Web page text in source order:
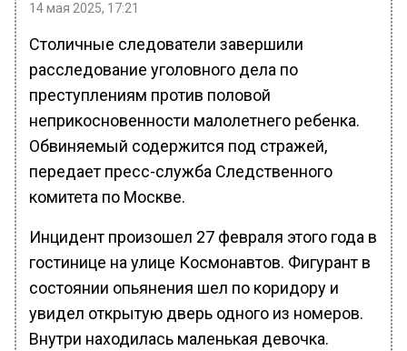
14 мая 2025, 17:21
Столичные следователи завершили
расследование уголовного дела по
преступлениям против половой
неприкосновенности малолетнего ребенка.
Обвиняемый содержится под стражей,
передает пресс-служба Следственного
комитета по Москве.
Инцидент произошел 27 февраля этого года в
гостинице на улице Космонавтов. Фигурант в
состоянии опьянения шел по коридору и
увидел открытую дверь одного из номеров.
Внутри находилась маленькая девочка.